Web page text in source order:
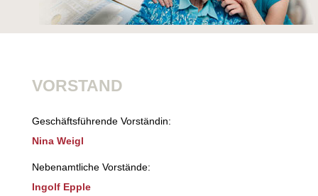
VORSTAND
Geschäftsführende Vorständin:
Nina Weigl
Nebenamtliche Vorstände:
Ingolf Epple